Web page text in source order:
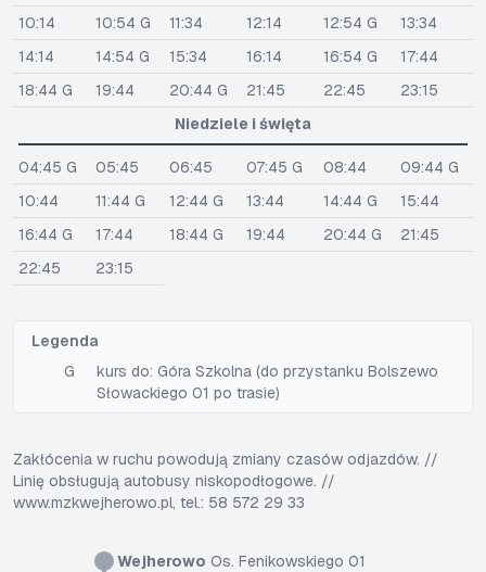
Wejherowo Os. Fenikowskiego 01
10:14
10:54 G 11:34 12:14 12:54 G
13:34
14:14
14:54 G 15:34 16:14 16:54 G
17:44
18:44 G
19:44 20:44 G 21:45 22:45
23:15
Niedziele i święta
04:45 G 05:45 06:45 07:45 G 08:44
09:44 G
10:44
11:44 G 12:44 G 13:44 14:44 G
15:44
16:44 G
17:44 18:44 G 19:44 20:44 G
21:45
22:45
23:15
Legenda
G
kurs do: Góra Szkolna (do przystanku Bolszewo
Słowackiego 01 po trasie)
Zakłócenia w ruchu powodują zmiany czasów odjazdów. //
Linię obsługują autobusy niskopodłogowe. //
www.mzkwejherowo.pl, tel.: 58 572 29 33